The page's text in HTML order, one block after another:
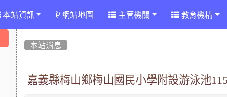
本站資訊 網站地圖 主管機關 教育機構
本站消息
嘉義縣梅山鄉梅山國民小學附設游泳池